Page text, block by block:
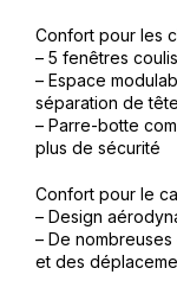
Confort pour les
– 5 fenêtres
– Espace
séparation de
– Parre-botte
plus de sécurité
Confort pour le
– Design
– De
et des